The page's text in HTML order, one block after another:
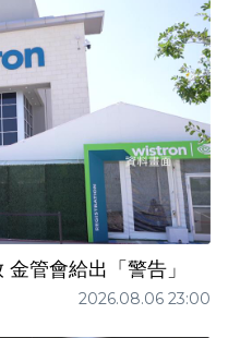
管會給出「警告」
2026.08.06 23:00